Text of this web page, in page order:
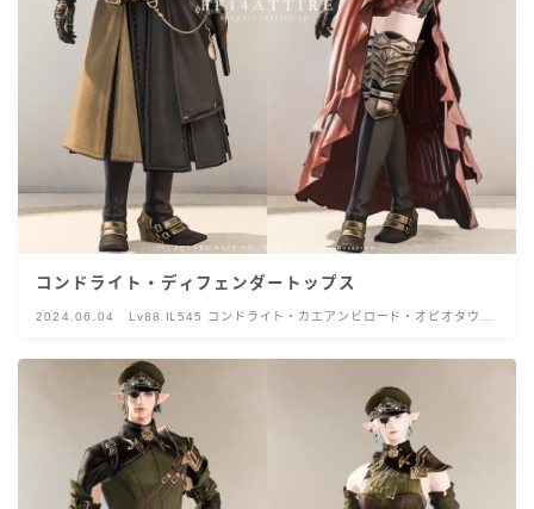
コンドライト・ディフェンダートップス
2024.06.04
Lv88 IL545 コンドライト・カエアンビロード・オピオタウル